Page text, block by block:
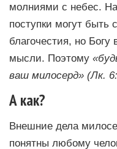
молниями с небес.
поступки могут быть
благочестия, но
мысли. Поэтому
ваш милосерд» (Лк.
А как?
Внешние дела
понятны любому